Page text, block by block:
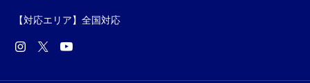
【対応エリア】全国対応